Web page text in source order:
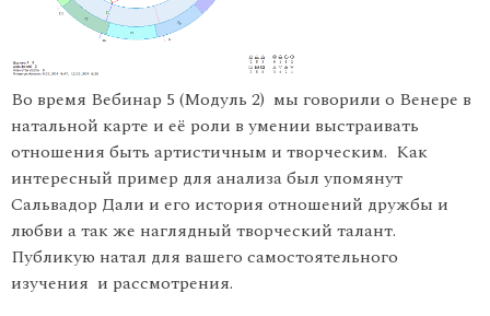
Во время Вебинар 5 (Модуль 2) мы говорили о Венере в
натальной карте и её роли в умении выстраивать
отношения быть артистичным и творческим. Как
интересный пример для анализа был упомянут
Сальвадор Дали и его история отношений дружбы и
любви а так же наглядный творческий талант.
Публикую натал для вашего самостоятельного
изучения и рассмотрения.